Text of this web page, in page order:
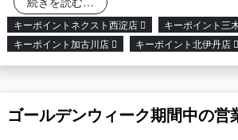
キーポイントネクスト西淀店
キーポイント三
キーポイント加古川店
キーポイント北伊丹店
ゴールデンウィーク期間中の営